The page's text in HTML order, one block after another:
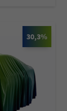
30,3%